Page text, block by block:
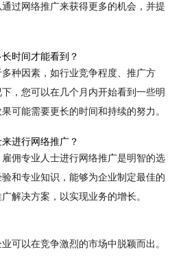
过网络推广来获得更多的机会，并提
时间才能看到？
种因素，如行业竞争程度、推广方
，您可以在几个月内开始看到一些明
可能需要更长的时间和持续的努力。
进行网络推广？
佣专业人士进行网络推广是明智的选
和专业知识，能够为企业制定最佳的
解决方案，以实现业务的增长。
可以在竞争激烈的市场中脱颖而出。